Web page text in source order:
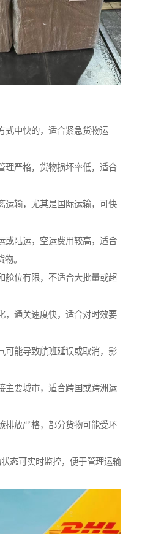
式中快的，适合紧急货物运
理严格，货物损坏率低，适合
运输，尤其是国际运输，可快
或陆运，空运费用较高，适合
。
舱位有限，不适合大批量或超
，通关速度快，适合对时效要
可能导致航班延误或取消，影
主要城市，适合跨国或跨洲运
排放严格，部分货物可能受环
态可实时监控，便于管理运输